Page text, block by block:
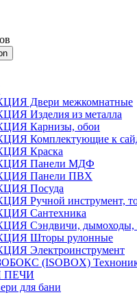
Двери межкомнатные
Изделия из металла
Карнизы, обои
Комплектующие к
Краска
Панели МДФ
Панели ПВХ
Посуда
Ручной инструмент,
Сантехника
Сэндвичи, дымоходы,
Шторы рулонные
Электроинструмент
(ISOBOX)
ПЕЧИ
для бани